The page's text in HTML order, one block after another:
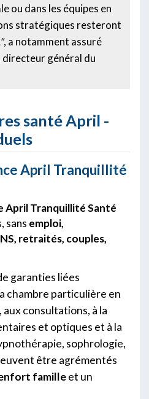
ou dans les équipes en
stratégiques resteront
, a notamment assuré
directeur général du
santé April -
April Tranquillité
April Tranquillité Santé
sans emploi,
retraités, couples,
garanties liées
chambre particulière en
consultations, à la
et optiques et à la
sophrologie,
être agrémentés
familleet un